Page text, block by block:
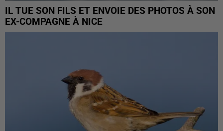
IL TUE SON FILS ET ENVOIE DES PHOTOS À SON
EX-COMPAGNE À NICE